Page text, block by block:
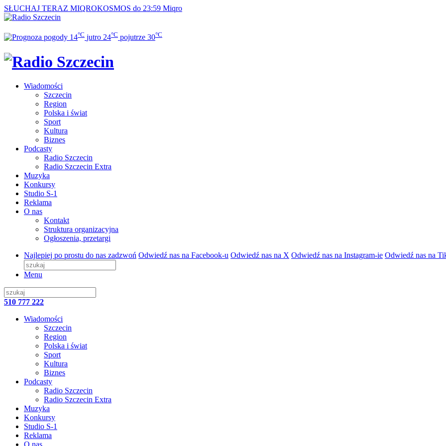
SŁUCHAJ TERAZ MIQROKOSMOS do 23:59 Miqro
14°C jutro 24°C pojutrze 30°C
Wiadomości
Szczecin
Region
Polska i świat
Sport
Kultura
Biznes
Podcasty
Radio Szczecin
Radio Szczecin Extra
Muzyka
Konkursy
Studio S-1
Reklama
O nas
Kontakt
Struktura organizacyjna
Ogłoszenia, przetargi
Najlepiej po prostu do nas zadzwoń Odwiedź nas na Facebook-u Odwiedź nas na X Odwiedź nas na Instagram-ie Odwiedź nas na
Menu
510 777 222
Wiadomości
Szczecin
Region
Polska i świat
Sport
Kultura
Biznes
Podcasty
Radio Szczecin
Radio Szczecin Extra
Muzyka
Konkursy
Studio S-1
Reklama